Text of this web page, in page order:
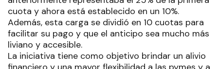
cuota y ahora está establecido en un 10%.
Además, esta carga se dividió en 10 cuotas para
facilitar su pago y que el anticipo sea mucho más
liviano y accesible.
La iniciativa tiene como objetivo brindar un alivio